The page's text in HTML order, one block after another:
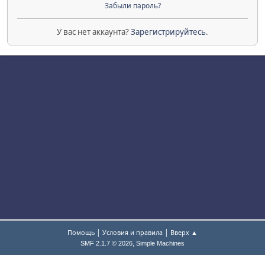
Забыли пароль?
У вас нет аккаунта?Зарегистрируйтесь.
Помощь | Условия и правила | Вверх ▲
SMF 2.1.7 © 2026, Simple Machines